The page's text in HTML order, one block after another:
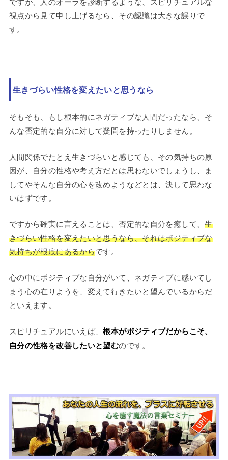
視点から見て申し上げるなら、その認識は大きな誤りで
す。
生きづらい性格を変えたいと思うなら
そもそも、もし根本的にネガティブな人間だったなら、そ
んな否定的な自分に対して疑問を持ったりしません。
人間関係でたとえ生きづらいと感じても、その気持ちの原
因が、自分の性格や考え方だとは思わないでしょうし、ま
してやそんな自分の心を改めようなどとは、決して思わな
いはずです。
ですから確実に言えることは、否定的な自分を癒して、生
きづらい性格を変えたいと思うなら、それはポジティブな
気持ちが根底にあるからです。
心の中にポジティブな自分がいて、ネガティブに感いてし
まう心の在りようを、変えて行きたいと望んでいるからだ
といえます。
スピリチュアルにいえば、根本がポジティブだからこそ、
自分の性格を改善したいと望むのです。